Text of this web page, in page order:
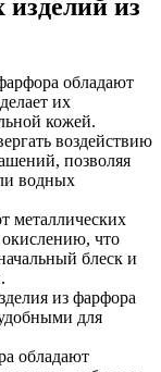
из
обладают
их
кожей.
воздействию
позволяя
водных
металлических
что
блеск и
из фарфора
для
обладают